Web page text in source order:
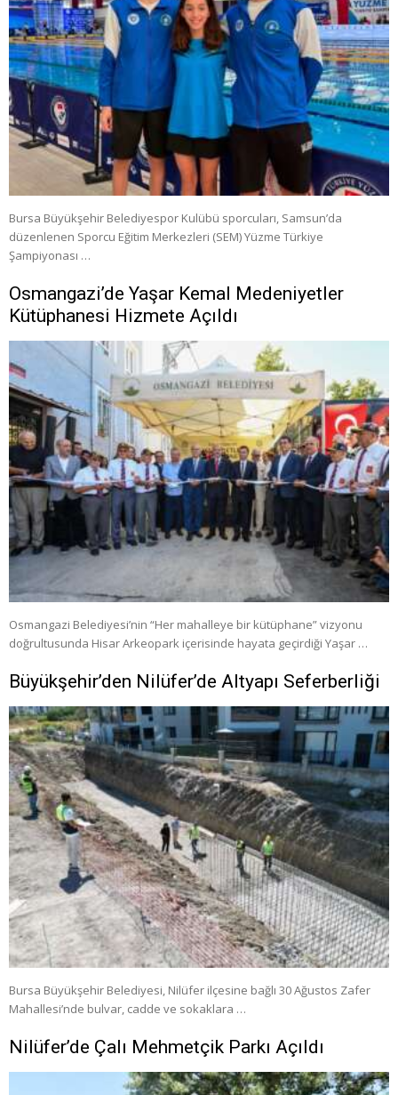
Bursa Büyükşehir Belediyespor Kulübü sporcuları, Samsun’da
düzenlenen Sporcu Eğitim Merkezleri (SEM) Yüzme Türkiye
Şampiyonası …
Osmangazi’de Yaşar Kemal Medeniyetler
Kütüphanesi Hizmete Açıldı
Osmangazi Belediyesi’nin “Her mahalleye bir kütüphane” vizyonu
doğrultusunda Hisar Arkeopark içerisinde hayata geçirdiği Yaşar …
Büyükşehir’den Nilüfer’de Altyapı Seferberliği
Bursa Büyükşehir Belediyesi, Nilüfer ilçesine bağlı 30 Ağustos Zafer
Mahallesi’nde bulvar, cadde ve sokaklara …
Nilüfer’de Çalı Mehmetçik Parkı Açıldı